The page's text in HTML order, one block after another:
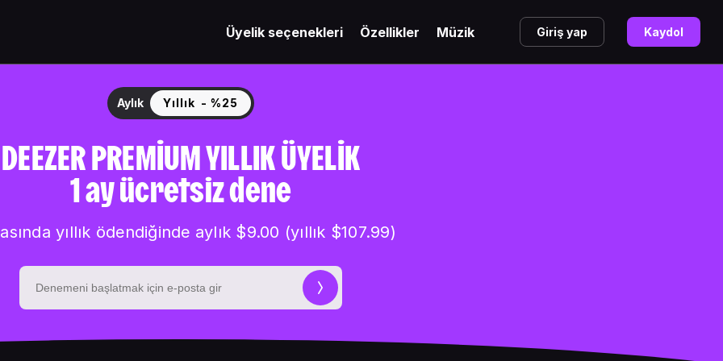
Üyelik seçenekleri Özellikler Müzik Giriş yap Kaydol
Aylık Yıllık - %25
DEEZER PREMIUM YILLIK ÜYELIK
1 ay ücretsiz dene
yıllık ödendiğinde aylık $9.00 (yıllık $107.99)